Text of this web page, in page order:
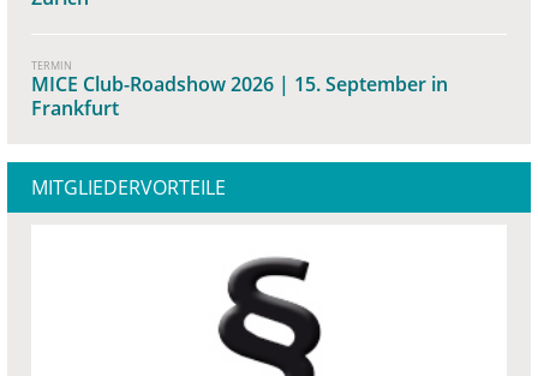
TERMIN
MICE Club-Roadshow 2026 | 15. September in
Frankfurt
MITGLIEDERVORTEILE